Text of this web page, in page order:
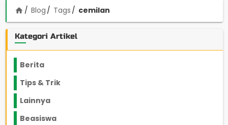
home Blog Tags cemilan
Kategori Artikel
Berita
Tips & Trik
Lainnya
Beasiswa